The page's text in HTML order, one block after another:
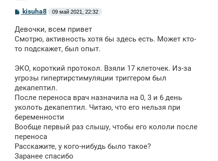
С
о
б
щ
н
е
kisuha8 09 май 2021, 22:32
Девочки, всем привет
Смотрю, активность хотя бы здесь есть. Может кто-
то подскажет, был опыт.
ЭКО, короткий протокол. Взяли 17 клеточек. Из-за
угрозы гипертирстимуляции триггером был
декапептил.
После переноса врач назначила на 0, 3 и 6 день
уколоть декапептил. Читаю, что его нельзя при
беременности
Вообще первый раз слышу, чтобы его кололи после
переноса
Расскажите, у кого-нибудь было такое?
Заранее спасибо